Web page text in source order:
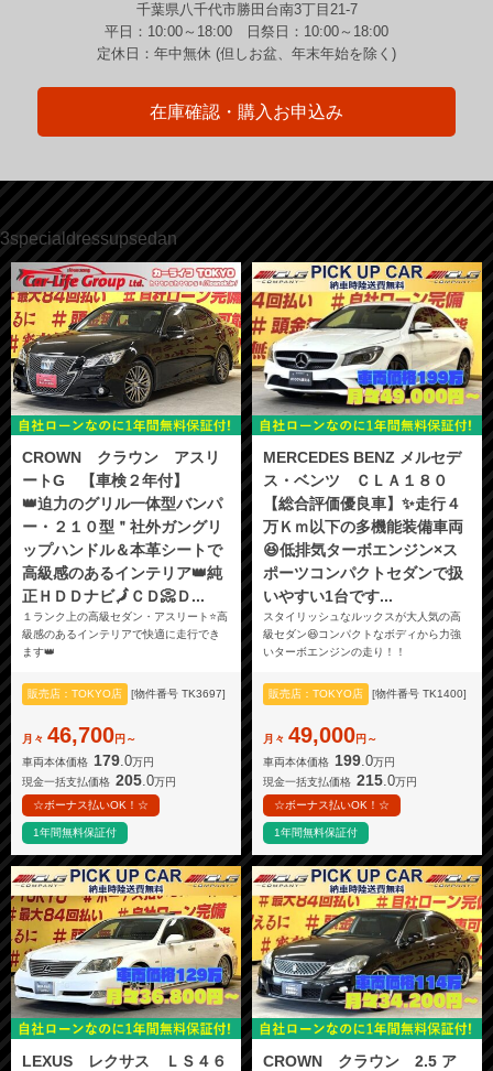
千葉県八千代市勝田台南3丁目21-7
平日：10:00～18:00 日祭日：10:00～18:00
定休日：年中無休 (但しお盆、年末年始を除く)
在庫確認・購入お申込み
3specialdressupsedan
CROWN クラウン アスリ
ートG 【車検２年付】
👑迫力のグリル一体型バンパ
ー・２１０型＂社外ガングリ
ップハンドル＆本革シートで
高級感のあるインテリア👑純
正ＨＤＤナビ🗾ＣＤ📀Ｄ...
１ランク上の高級セダン・アスリート⭐高
級感のあるインテリアで快適に走行でき
ます👑
販売店：TOKYO店 [物件番号 TK3697]
月々 46,700円～
車両本体価格 179 .0万円
現金一括支払価格 205.0万円
☆ボーナス払いOK！☆
1年間無料保証付
MERCEDES BENZ メルセデ
ス・ベンツ ＣＬＡ１８０
【総合評価優良車】✨走行４
万Ｋｍ以下の多機能装備車両
😆低排気ターボエンジン×ス
ポーツコンパクトセダンで扱
いやすい1台です...
スタイリッシュなルックスが大人気の高
級セダン😆コンパクトなボディから力強
いターボエンジンの走り！！
販売店：TOKYO店 [物件番号 TK1400]
月々 49,000円～
車両本体価格 199 .0万円
現金一括支払価格 215.0万円
☆ボーナス払いOK！☆
1年間無料保証付
LEXUS レクサス ＬＳ４６
CROWN クラウン 2.5 ア